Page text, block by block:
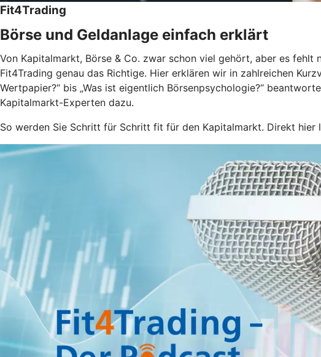
Fit4Trading
Börse und Geldanlage einfach erklärt
Von Kapitalmarkt, Börse & Co. zwar schon viel gehört, aber es fehlt
Fit4Trading genau das Richtige. Hier erklären wir in zahlreichen
Wertpapier?“ bis „Was ist eigentlich Börsenpsychologie?“
Kapitalmarkt-Experten dazu.
So werden Sie Schritt für Schritt fit für den Kapitalmarkt. Direkt hier